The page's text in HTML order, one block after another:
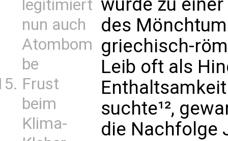
legitimiert
nun auch
Atombom
be
Frust
beim
Klima-
des
griechisch-
Leib oft als
suchte¹²,
die Nachfolge